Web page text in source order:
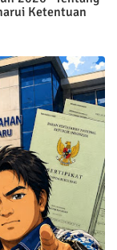
Ketentuan